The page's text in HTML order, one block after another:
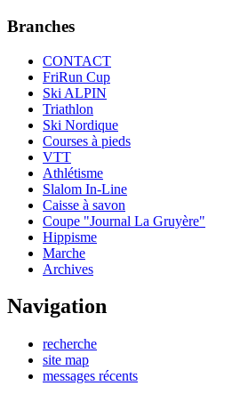
Branches
CONTACT
FriRun Cup
Ski ALPIN
Triathlon
Ski Nordique
Courses à pieds
VTT
Athlétisme
Slalom In-Line
Caisse à savon
Coupe "Journal La Gruyère"
Hippisme
Marche
Archives
Navigation
recherche
site map
messages récents